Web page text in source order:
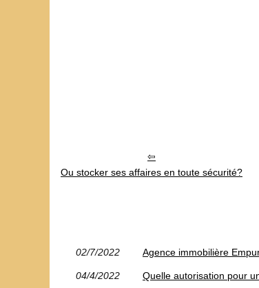
Ou stocker ses affaires en toute sécurité?
02/7/2022 Agence immobilière
04/4/2022 Quelle autorisation pour